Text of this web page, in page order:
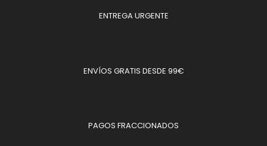
ENTREGA URGENTE
ENVÍOS GRATIS DESDE 99€
PAGOS FRACCIONADOS